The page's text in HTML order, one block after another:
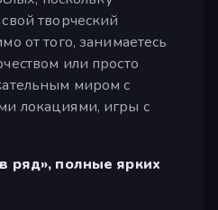
творческий
от того, занимаетесь
или просто
миром с
локациями, игры с
ряд», полные ярких